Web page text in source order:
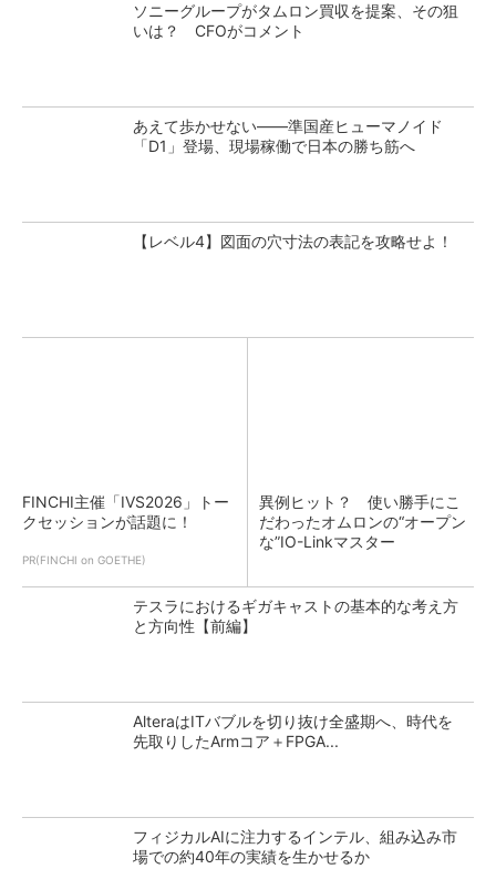
ソニーグループがタムロン買収を提案、その狙
いは？ CFOがコメント
あえて歩かせない――準国産ヒューマノイド
「D1」登場、現場稼働で日本の勝ち筋へ
【レベル4】図面の穴寸法の表記を攻略せよ！
FINCHI主催「IVS2026」トー
クセッションが話題に！
PR(FINCHI on GOETHE)
異例ヒット？ 使い勝手にこ
だわったオムロンの“オープン
な”IO-Linkマスター
テスラにおけるギガキャストの基本的な考え方
と方向性【前編】
AlteraはITバブルを切り抜け全盛期へ、時代を
先取りしたArmコア＋FPGA...
フィジカルAIに注力するインテル、組み込み市
場での約40年の実績を生かせるか